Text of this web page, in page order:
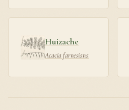
Huizache
Acacia farnesiana